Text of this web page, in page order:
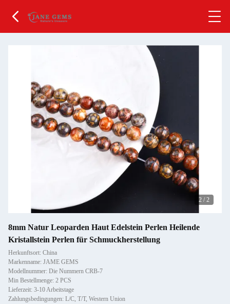
2 / 2
8mm Natur Leoparden Haut Edelstein Perlen Heilende
Kristallstein Perlen für Schmuckherstellung
Herkunftsort: China
Markenname: JAME GEMS
Modellnummer: Die Nummern CRB-7
Min Bestellmenge: 2 PCS
Lieferzeit: 3-10 Arbeitstage
Zahlungsbedingungen: L/C, T/T, Western Union